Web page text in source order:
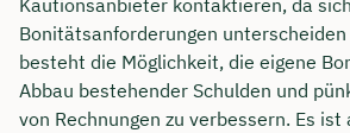
Bonitätsanforderungen
besteht die Möglichkeit, die eigene
Abbau bestehender Schulden und
von Rechnungen zu verbessern. Es ist